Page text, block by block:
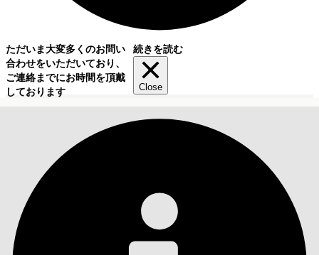
ただいま大変多くのお問い
合わせをいただいており、
ご連絡までにお時間を頂戴
しております
続きを読む
Close
目次